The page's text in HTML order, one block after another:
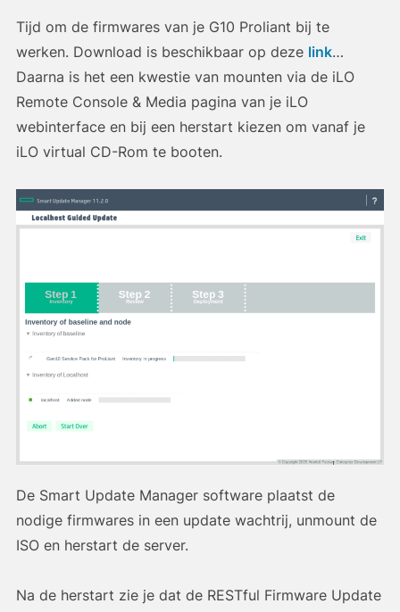
Tijd om de firmwares van je G10 Proliant bij te
werken. Download is beschikbaar op deze link…
Daarna is het een kwestie van mounten via de iLO
Remote Console & Media pagina van je iLO
webinterface en bij een herstart kiezen om vanaf je
iLO virtual CD-Rom te booten.
De Smart Update Manager software plaatst de
nodige firmwares in een update wachtrij, unmount de
ISO en herstart de server.
Na de herstart zie je dat de RESTful Firmware Update